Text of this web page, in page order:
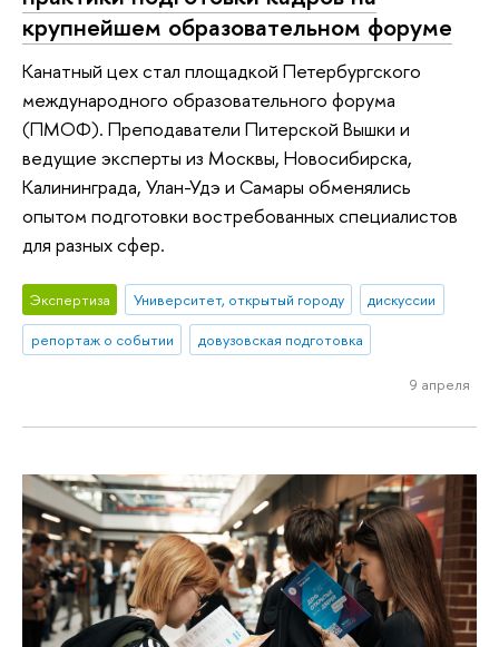
крупнейшем образовательном форуме
Канатный цех стал площадкой Петербургского
международного образовательного форума
(ПМОФ). Преподаватели Питерской Вышки и
ведущие эксперты из Москвы, Новосибирска,
Калининграда, Улан-Удэ и Самары обменялись
опытом подготовки востребованных специалистов
для разных сфер.
Экспертиза Университет, открытый городу
дискуссии
репортаж о событии
довузовская подготовка
9 апреля